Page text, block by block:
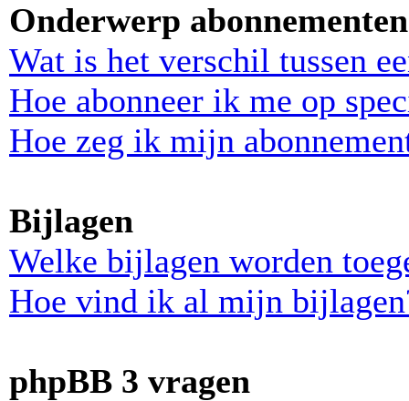
Onderwerp
Wat is het verschil tussen
Hoe abonneer ik me op
Hoe zeg ik mijn
Bijlagen
Welke bijlagen worden
Hoe vind ik al mijn
phpBB 3 vragen